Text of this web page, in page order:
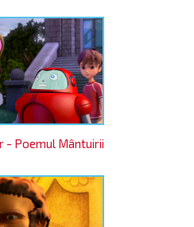
- Poemul Mântuirii